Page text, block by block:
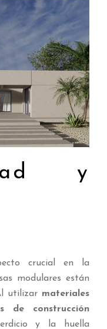
y
crucial en la
modulares están
utilizar materiales
de construcción
y la huella